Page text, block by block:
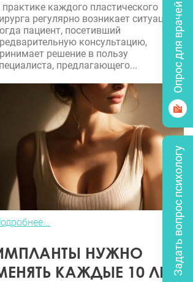
практике каждого пластического
регулярно возникает ситуация,
пациент, посетивший
консультацию,
решение в пользу
предлагающего...
НУЖНО
КАЖДЫЕ 10 ЛЕТ?
Опрос для врачей
Задать вопрос психологу